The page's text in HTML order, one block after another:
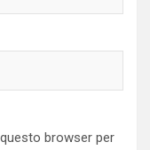
browser per